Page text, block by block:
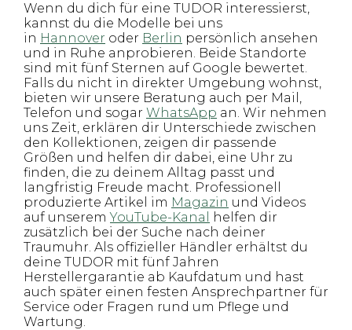
Wenn du dich für eine TUDOR interessierst,
kannst du die Modelle bei uns
in Hannover oder Berlin persönlich ansehen
und in Ruhe anprobieren. Beide Standorte
sind mit fünf Sternen auf Google bewertet.
Falls du nicht in direkter Umgebung wohnst,
bieten wir unsere Beratung auch per Mail,
Telefon und sogar WhatsApp an. Wir nehmen
uns Zeit, erklären dir Unterschiede zwischen
den Kollektionen, zeigen dir passende
Größen und helfen dir dabei, eine Uhr zu
finden, die zu deinem Alltag passt und
langfristig Freude macht. Professionell
produzierte Artikel im Magazin und Videos
auf unseremYouTube-Kanal
helfen dir
zusätzlich bei der Suche nach deiner
Traumuhr. Als offizieller Händler erhältst du
deine TUDOR mit fünf Jahren
Herstellergarantie ab Kaufdatum und hast
auch später einen festen Ansprechpartner für
Service oder Fragen rund um Pflege und
Wartung.